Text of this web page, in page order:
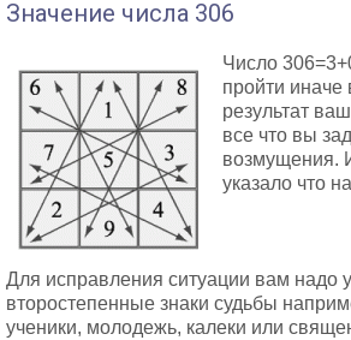
Значение числа 306
Число
пройти иначе
результат
все что вы
возмущения.
указало что
Для исправления ситуации вам надо
второстепенные знаки судьбы
ученики, молодежь, калеки или